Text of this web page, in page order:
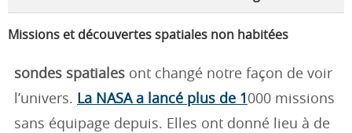
Missions et découvertes spatiales non habitées
sondes spatiales ont changé notre façon de voir
l’univers. La NASA a lancé plus de 1 000 missions
sans équipage depuis. Elles ont donné lieu à de